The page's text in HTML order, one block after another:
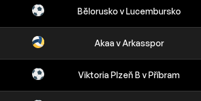
Bělorusko v Lucembursko
Akaa v Arkasspor
Viktoria Plzeň B v Příbram